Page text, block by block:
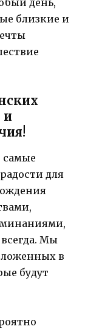
близкие и
и
для
Мы
в
будут